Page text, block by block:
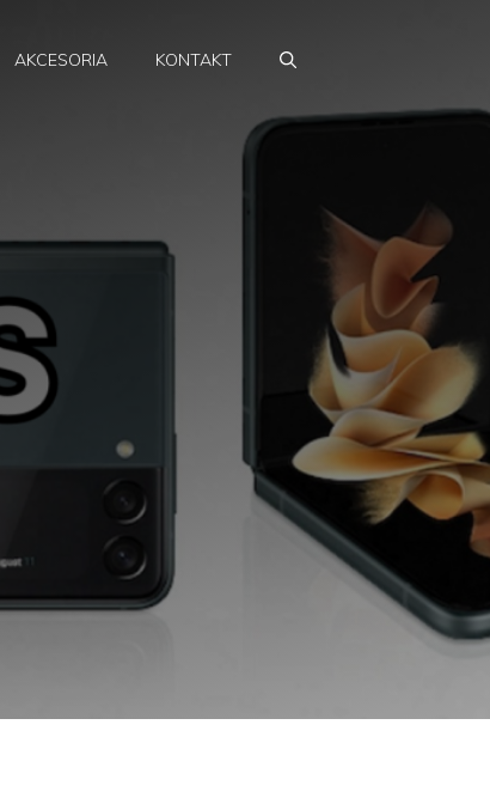
AKCESORIA KONTAKT